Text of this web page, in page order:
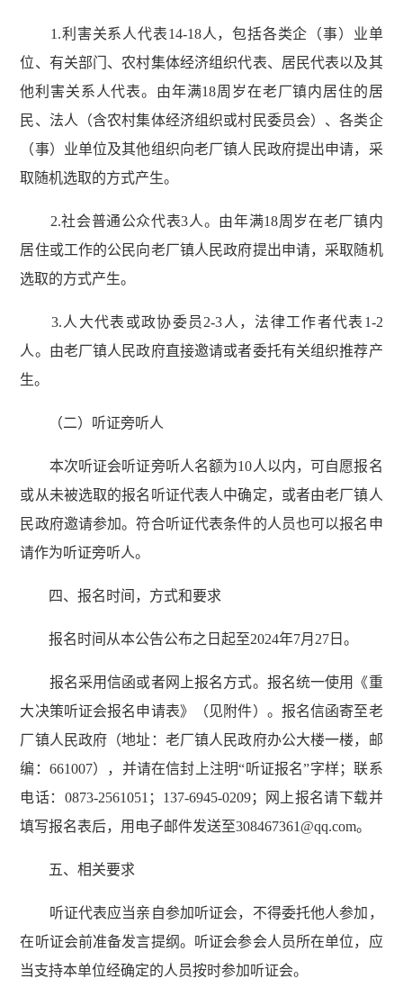
1.利害关系人代表14-18人，包括各类企（事）业单
位、有关部门、农村集体经济组织代表、居民代表以及其
他利害关系人代表。由年满18周岁在老厂镇内居住的居
民、法人（含农村集体经济组织或村民委员会）、各类企
（事）业单位及其他组织向老厂镇人民政府提出申请，采
取随机选取的方式产生。
2.社会普通公众代表3人。由年满18周岁在老厂镇内
居住或工作的公民向老厂镇人民政府提出申请，采取随机
选取的方式产生。
3.人大代表或政协委员2-3人，法律工作者代表1-2
人。由老厂镇人民政府直接邀请或者委托有关组织推荐产
生。
（二）听证旁听人
本次听证会听证旁听人名额为10人以内，可自愿报名
或从未被选取的报名听证代表人中确定，或者由老厂镇人
民政府邀请参加。符合听证代表条件的人员也可以报名申
请作为听证旁听人。
四、报名时间，方式和要求
报名时间从本公告公布之日起至2024年7月27日。
报名采用信函或者网上报名方式。报名统一使用《重
大决策听证会报名申请表》（见附件）。报名信函寄至老
厂镇人民政府（地址：老厂镇人民政府办公大楼一楼，邮
编：661007），并请在信封上注明“听证报名”字样；联系
电话：0873-2561051；137-6945-0209；网上报名请下载并
填写报名表后，用电子邮件发送至308467361@qq.com。
五、相关要求
听证代表应当亲自参加听证会，不得委托他人参加，
在听证会前准备发言提纲。听证会参会人员所在单位，应
当支持本单位经确定的人员按时参加听证会。